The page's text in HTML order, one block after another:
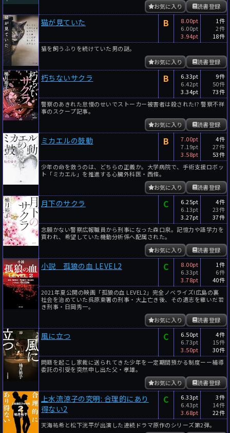
読書登録
お気に入り
猫が見ていた B
8.00pt
6.00pt
3.94pt
1件
2件
18件
猫を飼うふりを続けていた男の謎。
読書登録
お気に入り
朽ちないサクラ B
6.33pt
6.42pt
3.34pt
9件
50件
73件
警察のあきれた怠慢のせいでストーカー被害者は殺された!? 警察不祥
事のスクープ記事。
読書登録
お気に入り
ミカエルの鼓動 B
7.00pt
7.19pt
3.58pt
4件
27件
53件
少年の命を救うのは、どちらの正義か。大学病院で、手術支援ロボッ
ト「ミカエル」を推進する心臓外科医・西條。
読書登録
お気に入り
月下のサクラ C
6.25pt
6.13pt
3.27pt
4件
23件
37件
念願かない警察広報職員から刑事になった森口泉。記憶力や語学力を
買われ、希望していた機動分析係へ配属された。
読書登録
お気に入り
小説 孤狼の血 LEVEL2 C
8.00pt
6.33pt
3.78pt
1件
6件
40件
2021年夏公開の映画「孤狼の血 LEVEL2」完全ノベライズ!広島の裏
社会を治めていた呉原東署の刑事・大上亡き後、その遺志を継いだ若
き刑事・日岡秀一。
読書登録
お気に入り
風に立つ C
6.50pt
6.73pt
3.50pt
4件
15件
30件
問題を起こし家裁に送られてきた少年を一定期間預かる制度ーー補導
委託の引受を突然申し出た父・孝雄。
読書登録
お気に入り
上水流涼子の究明: 合理的にあり
得ない2
C
6.33pt
6.43pt
3.68pt
3件
14件
22件
天海祐希と松下洸平が出演した連続ドラマ原作のシリーズ第2弾。